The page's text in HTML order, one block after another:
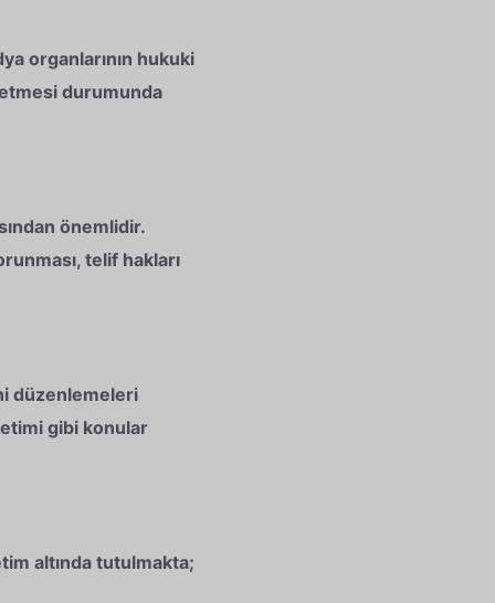
organlarının hukuki
durumunda
önemlidir.
telif hakları
düzenlemeleri
gibi konular
altında tutulmakta;